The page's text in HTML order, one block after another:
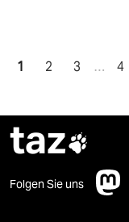
1 2 3 … 4
taz
Folgen Sie uns